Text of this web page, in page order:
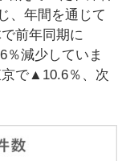
、年間を通じて
前年同期に
％減少していま
で▲10.6％、次